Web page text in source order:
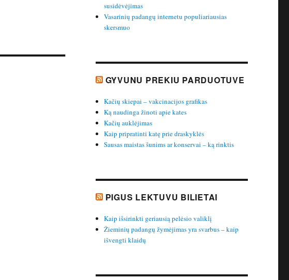
susidėvėjimas
Vasarinių padangų internetu populiariausias
skersmuo
GYVUNU PREKIU PARDUOTUVE
Kačių skiepai – vakcinacijos grafikas
Ką naudinga žinoti apie kates
Kačių auklėjimas
Kaip pripratinti katę prie draskyklės
Sausas maistas šunims ar konservai – ką rinktis
PIGUS LEKTUVU BILIETAI
Kaip išsirinkti geriausią pelėsio valiklį
Žieminių padangų žymėjimas yra svarbus – kaip
išvengti klaidų